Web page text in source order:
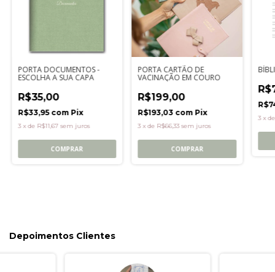
PORTA DOCUMENTOS -
ESCOLHA A SUA CAPA
R$35,00
R$33,95 com Pix
3 xde R$11,67 sem juros
COMPRAR
PORTA CARTÃO DE
VACINAÇÃO EM COURO
R$199,00
R$193,03 com Pix
3 xde R$66,33 sem juros
COMPRAR
3 x
Depoimentos Clientes